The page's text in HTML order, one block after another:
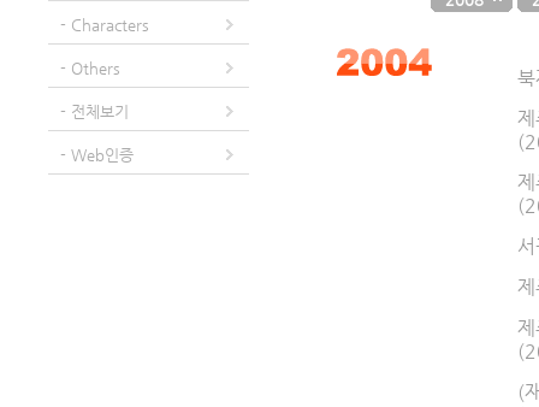
- Characters
- Others
- 전체보기
- Web인증
(